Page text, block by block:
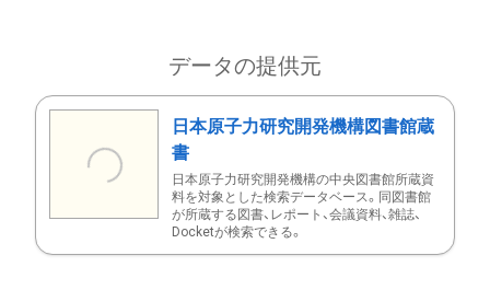
データの提供元
日本原子力研究開発機構図書館蔵
書
日本原子力研究開発機構の中央図書館所蔵資
料を対象とした検索データベース。同図書館
が所蔵する図書、レポート、会議資料、雑誌、
Docketが検索できる。